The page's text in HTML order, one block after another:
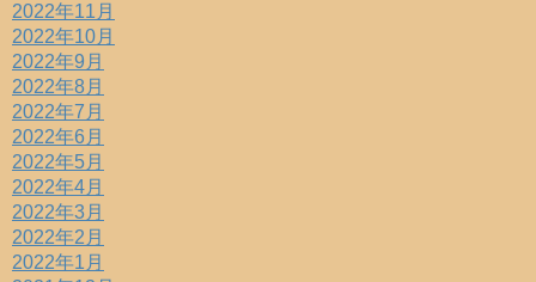
2022年11月
2022年10月
2022年9月
2022年8月
2022年7月
2022年6月
2022年5月
2022年4月
2022年3月
2022年2月
2022年1月